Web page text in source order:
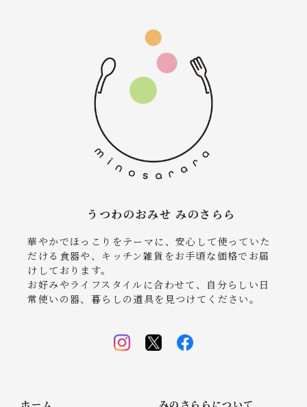
うつわのおみせ みのさらら
華やかでほっこりをテーマに、安心して使っていた
だける食器や、キッチン雑貨をお手頃な価格でお届
けしております。
お好みやライフスタイルに合わせて、自分らしい日
常使いの器、暮らしの道具を見つけてください。